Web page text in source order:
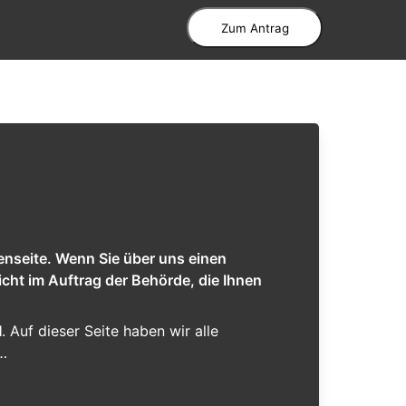
Zum Antrag
Wenn Sie über uns einen
im Auftrag der Behörde, die Ihnen
. Auf dieser Seite haben wir alle